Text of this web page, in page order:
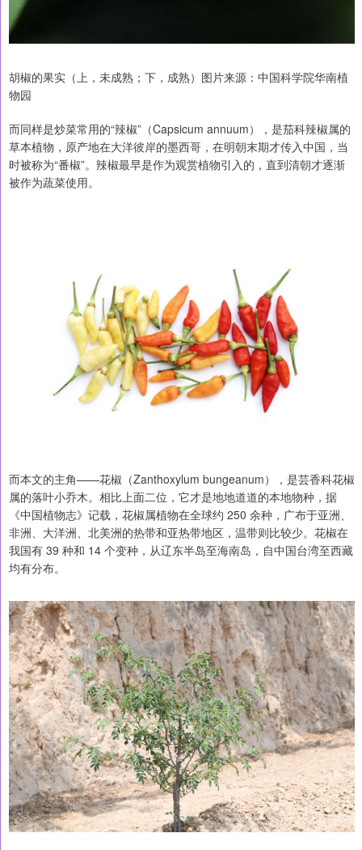
胡椒的果实（上，未成熟；下，成熟）图片来源：中国科学院华南植
物园
而同样是炒菜常用的“辣椒”（Capsicum annuum），是茄科辣椒属的
草本植物，原产地在大洋彼岸的墨西哥，在明朝末期才传入中国，当
时被称为“番椒”。辣椒最早是作为观赏植物引入的，直到清朝才逐渐
被作为蔬菜使用。
而本文的主角——花椒（Zanthoxylum bungeanum），是芸香科花椒
属的落叶小乔木。相比上面二位，它才是地地道道的本地物种，据
《中国植物志》记载，花椒属植物在全球约 250 余种，广布于亚洲、
非洲、大洋洲、北美洲的热带和亚热带地区，温带则比较少。花椒在
我国有 39 种和 14 个变种，从辽东半岛至海南岛，自中国台湾至西藏
均有分布。